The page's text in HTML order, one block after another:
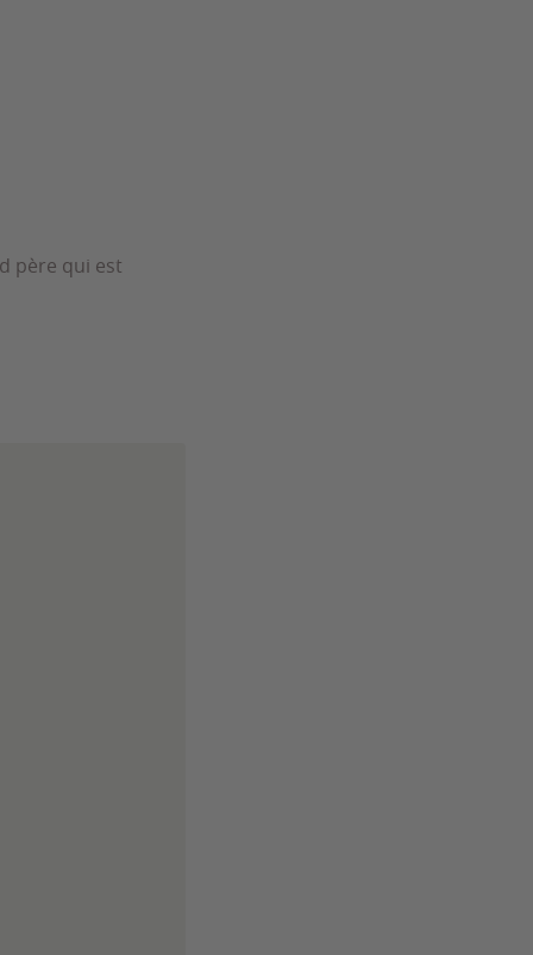
père qui est